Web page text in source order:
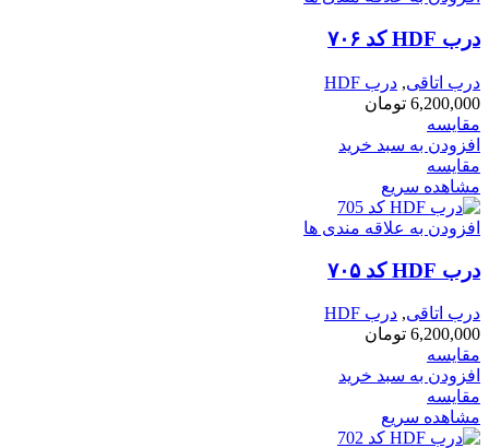
درب HDF کد ۷۰۶
درب اتاقی, درب HDF
6,200,000 تومان
مقایسه
افزودن به سبد خرید
مقایسه
مشاهده سریع
افزودن به علاقه مندی ها
درب HDF کد ۷۰۵
درب اتاقی, درب HDF
6,200,000 تومان
مقایسه
افزودن به سبد خرید
مقایسه
مشاهده سریع